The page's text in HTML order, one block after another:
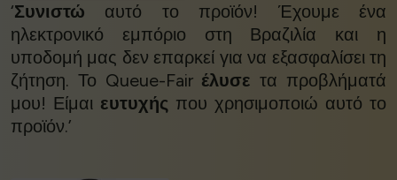
‘Συνιστώ αυτό το προϊόν! Έχουμε ένα
ηλεκτρονικό εμπόριο στη Βραζιλία και η
υποδομή μας δεν επαρκεί για να εξασφαλίσει τη
ζήτηση. Το Queue-Fair έλυσε τα προβλήματά
μου! Είμαι ευτυχής που χρησιμοποιώ αυτό το
προϊόν.’